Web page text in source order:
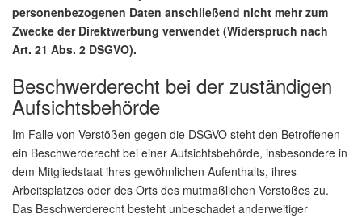
personenbezogenen Daten anschließend nicht mehr zum
Zwecke der Direktwerbung verwendet (Widerspruch nach
Art. 21 Abs. 2 DSGVO).
Beschwerderecht bei der zuständigen
Aufsichtsbehörde
Im Falle von Verstößen gegen die DSGVO steht den Betroffenen
ein Beschwerderecht bei einer Aufsichtsbehörde, insbesondere in
dem Mitgliedstaat ihres gewöhnlichen Aufenthalts, ihres
Arbeitsplatzes oder des Orts des mutmaßlichen Verstoßes zu.
Das Beschwerderecht besteht unbeschadet anderweitiger